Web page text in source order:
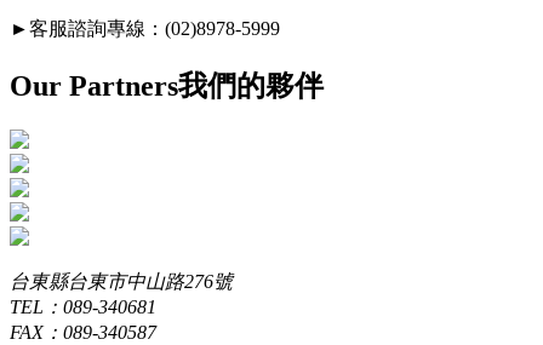
►客服諮詢專線：(02)8978-5999
Our Partners我們的夥伴
台東縣台東市中山路276號
TEL：089-340681
FAX：089-340587